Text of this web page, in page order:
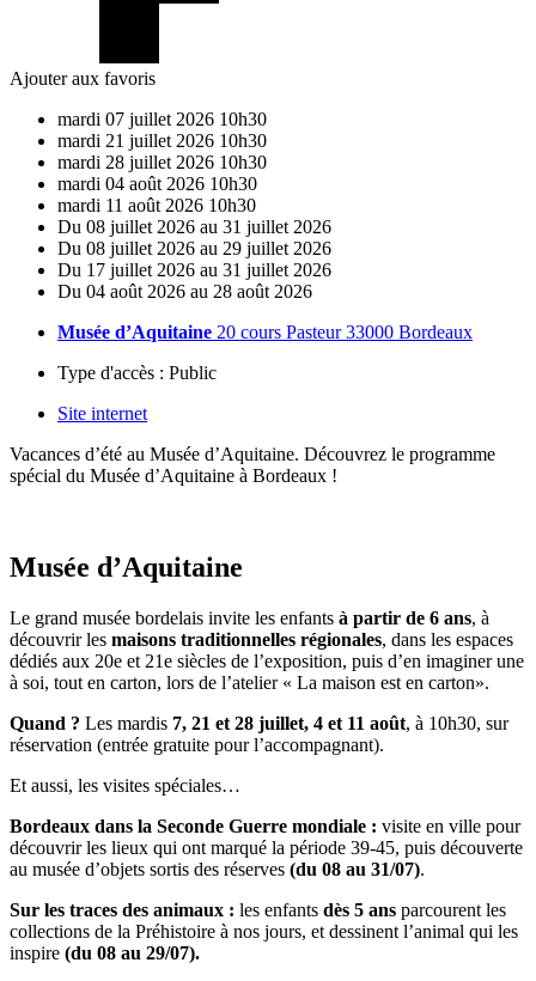
Ajouter aux favoris
mardi 07 juillet 2026 10h30
mardi 21 juillet 2026 10h30
mardi 28 juillet 2026 10h30
mardi 04 août 2026 10h30
mardi 11 août 2026 10h30
Du 08 juillet 2026 au 31 juillet 2026
Du 08 juillet 2026 au 29 juillet 2026
Du 17 juillet 2026 au 31 juillet 2026
Du 04 août 2026 au 28 août 2026
Musée d’Aquitaine 20 cours Pasteur 33000 Bordeaux
Type d'accès : Public
Site internet
Vacances d’été au Musée d’Aquitaine. Découvrez le programme
spécial du Musée d’Aquitaine à Bordeaux !
Musée d’Aquitaine
Le grand musée bordelais invite les enfants à partir de 6 ans, à
découvrir les maisons traditionnelles régionales, dans les espaces
dédiés aux 20e et 21e siècles de l’exposition, puis d’en imaginer une
à soi, tout en carton, lors de l’atelier « La maison est en carton».
Quand ? Les mardis 7, 21 et 28 juillet, 4 et 11 août, à 10h30, sur
réservation (entrée gratuite pour l’accompagnant).
Et aussi, les visites spéciales…
Bordeaux dans la Seconde Guerre mondiale : visite en ville pour
découvrir les lieux qui ont marqué la période 39-45, puis découverte
au musée d’objets sortis des réserves (du 08 au 31/07).
Sur les traces des animaux : les enfants dès 5 ans parcourent les
collections de la Préhistoire à nos jours, et dessinent l’animal qui les
inspire (du 08 au 29/07).